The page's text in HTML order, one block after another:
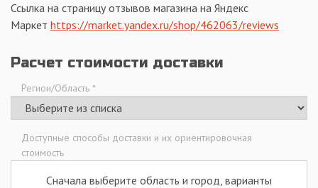
Ссылка на страницу отзывов магазина на Яндекс
Маркет https://market.yandex.ru/shop/462063/reviews
Расчет стоимости доставки
Регион/Область *
Доступные способы доставки и их ориентировочная
стоимость
Сначала выберите область и город, варианты